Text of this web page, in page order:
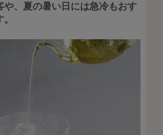
や、夏の暑い日には急冷もおす